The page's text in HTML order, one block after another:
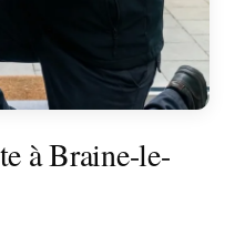
à Braine-le-